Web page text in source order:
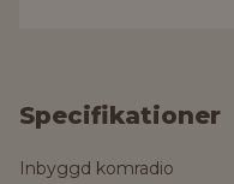
Specifikationer
Inbyggd komradio